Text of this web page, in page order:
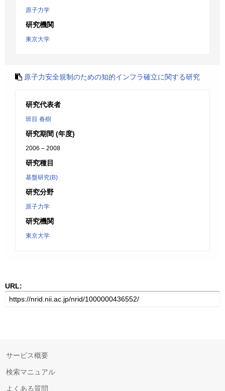
原子力学
研究機関
東京大学
原子力安全規制のための知的インフラ確立に関する研究
研究代表者
班目 春樹
研究期間 (年度)
2006 – 2008
研究種目
基盤研究(B)
研究分野
原子力学
研究機関
東京大学
URL:
サービス概要
検索マニュアル
よくある質問